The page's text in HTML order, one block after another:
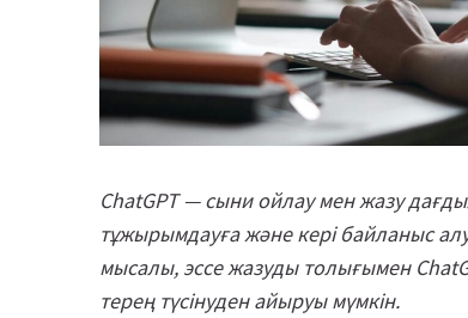
ChatGPT — сыни ойлау мен жазу
тұжырымдауға және кері байланыс
мысалы, эссе жазуды толығымен
терең түсінуден айыруы мүмкін.